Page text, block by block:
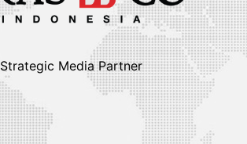
Strategic Media Partner